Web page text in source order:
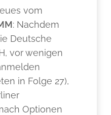
vom
: Nachdem
Deutsche
vor wenigen
in Folge 27),
Optionen